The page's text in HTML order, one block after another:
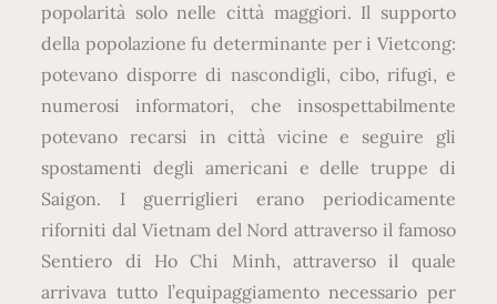
popolarità solo nelle città maggiori. Il supporto
della popolazione fu determinante per i Vietcong:
potevano disporre di nascondigli, cibo, rifugi, e
numerosi informatori, che insospettabilmente
potevano recarsi in città vicine e seguire gli
spostamenti degli americani e delle truppe di
Saigon. I guerriglieri erano periodicamente
riforniti dal Vietnam del Nord attraverso il famoso
Sentiero di Ho Chi Minh, attraverso il quale
arrivava tutto l’equipaggiamento necessario per